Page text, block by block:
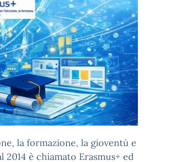
la formazione, la gioventù e
è chiamato Erasmus+ ed